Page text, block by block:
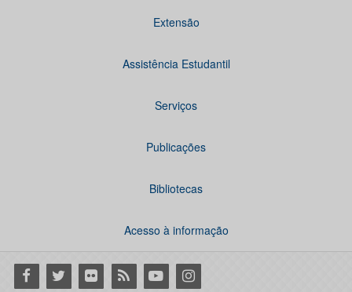
Extensão
Assistência Estudantil
Serviços
Publicações
Bibliotecas
Acesso à informação
Facebook
Twitter Flickr RSS YoutubeInstagram